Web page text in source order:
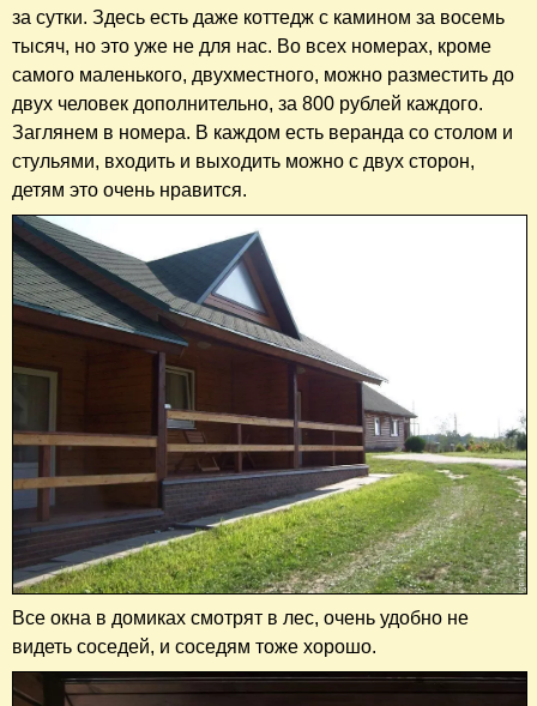
за сутки. Здесь есть даже коттедж с камином за восемь
тысяч, но это уже не для нас. Во всех номерах, кроме
самого маленького, двухместного, можно разместить до
двух человек дополнительно, за 800 рублей каждого.
Заглянем в номера. В каждом есть веранда со столом и
стульями, входить и выходить можно с двух сторон,
детям это очень нравится.
Все окна в домиках смотрят в лес, очень удобно не
видеть соседей, и соседям тоже хорошо.